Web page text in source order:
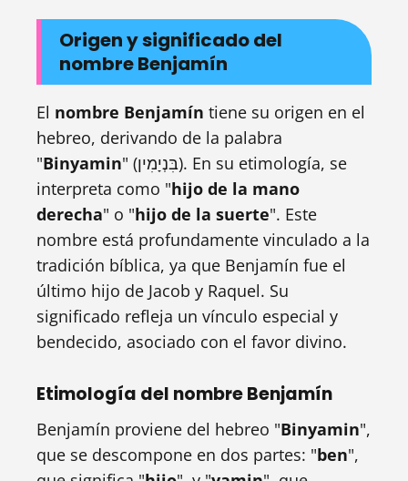
Origen y significado del
nombre Benjamín
El nombre Benjamín tiene su origen en el
hebreo, derivando de la palabra
"Binyamin" (בִּנְיָמִין). En su etimología, se
interpreta como "hijo de la mano
derecha" o "hijo de la suerte". Este
nombre está profundamente vinculado a la
tradición bíblica, ya que Benjamín fue el
último hijo de Jacob y Raquel. Su
significado refleja un vínculo especial y
bendecido, asociado con el favor divino.
Etimología del nombre Benjamín
Benjamín proviene del hebreo "Binyamin",
que se descompone en dos partes: "ben",